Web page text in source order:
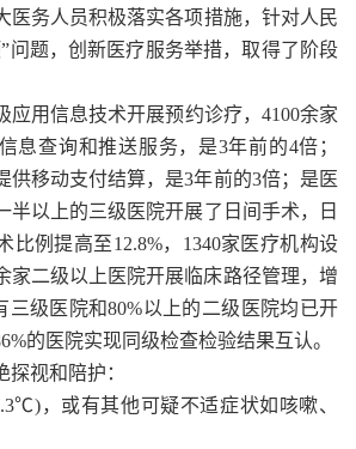
医务人员积极落实各项措施，针对人民
问题，创新医疗服务举措，取得了阶段
应用信息技术开展预约诊疗，4100余家
息查询和推送服务，是3年前的4倍；
供移动支付结算，是3年前的3倍；是医
半以上的三级医院开展了日间手术，日
比例提高至12.8%，1340家医疗机构设
家二级以上医院开展临床路径管理，增
三级医院和80%以上的二级医院均已开
的医院实现同级检查检验结果互认。
视和陪护：
，或有其他可疑不适症状如咳嗽、